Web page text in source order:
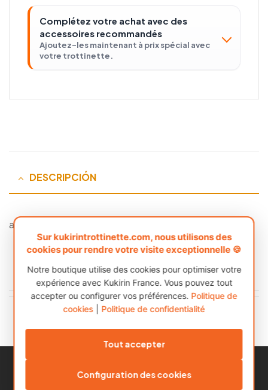
Complétez votre achat avec des
accessoires recommandés
Ajoutez-les maintenant à prix spécial avec
votre trottinette.
DESCRIPCIÓN
a
AVIS (0)
Sur kukirintrottinette.com, nous utilisons des
cookies pour rendre votre visite exceptionnelle 🍪
Notre boutique utilise des cookies pour optimiser votre
expérience avec Kukirin France. Vous pouvez tout
accepter ou configurer vos préférences. Politique de
cookies
Politique de confidentialité
Tout accepter
Configuration des cookies